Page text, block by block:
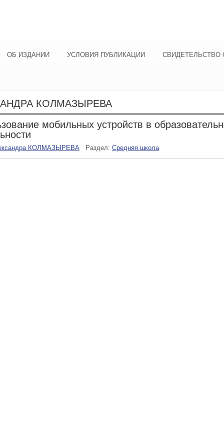
ОБ ИЗДАНИИ УСЛОВИЯ ПУБЛИКАЦИИ СВИДЕТЕЛЬСТВО
КОЛМАЗЫРЕВА
мобильных устройств в
КОЛМАЗЫРЕВА Раздел: Средняя школа